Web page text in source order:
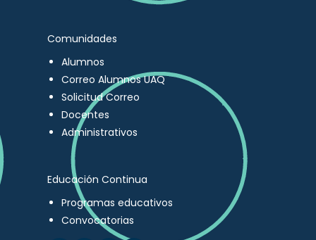
Comunidades
Alumnos
Correo Alumnos UAQ
Solicitud Correo
Docentes
Administrativos
Educación Continua
Programas educativos
Convocatorias